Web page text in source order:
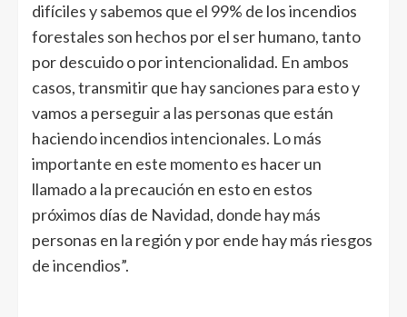
difíciles y sabemos que el 99% de los incendios
forestales son hechos por el ser humano, tanto
por descuido o por intencionalidad. En ambos
casos, transmitir que hay sanciones para esto y
vamos a perseguir a las personas que están
haciendo incendios intencionales. Lo más
importante en este momento es hacer un
llamado a la precaución en esto en estos
próximos días de Navidad, donde hay más
personas en la región y por ende hay más riesgos
de incendios”.